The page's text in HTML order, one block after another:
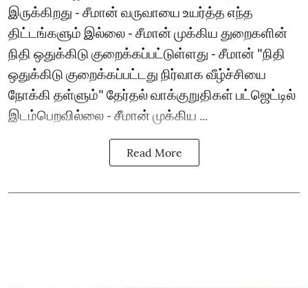
இருக்கிறது - சீமான் வருவாயை உயர்த்த எந்த
திட்டங்களும் இல்லை - சீமான் முக்கிய துறைகளின்
நிதி ஒதுக்கிடு குறைக்கப்பட்டுள்ளது - சீமான் "நிதி
ஒதுக்கிடு குறைக்கப்பட்டது நிர்வாக வீழ்ச்சியை
நோக்கி தள்ளும்" தேர்தல் வாக்குறுதிகள் பட்ஜெட்டில்
இடம்பெறவில்லை - சீமான் முக்கிய ...
Read More